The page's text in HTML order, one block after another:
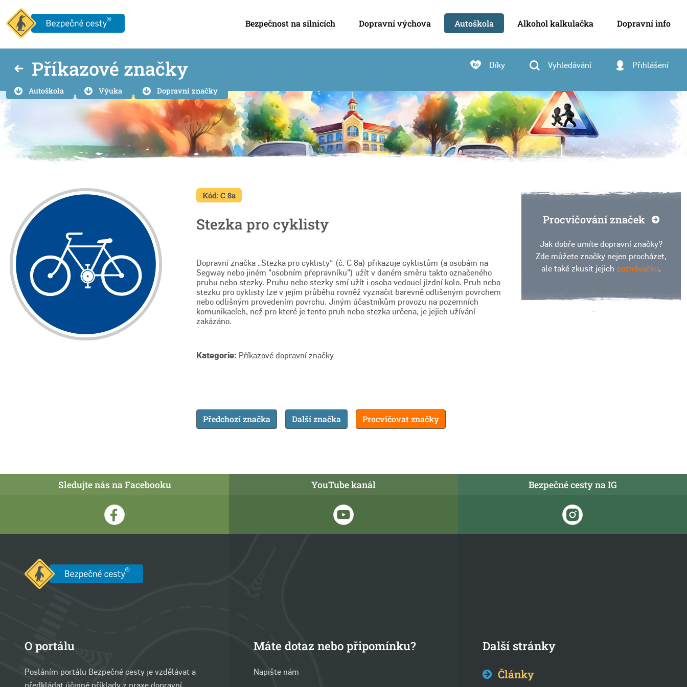
Bezpečnost na silnicích Dopravní výchova Autoškola Alkohol kalkulačka Dopravní info
Příkazové značky Díky Vyhledávání Přihlášení
Autoškola Výuka Dopravní značky
Kód: C 8a
Stezka pro cyklisty
Dopravní značka „Stezka pro cyklisty“ (č. C 8a) přikazuje cyklistům (a osobám na
Segway nebo jiném "osobním přepravníku") užít v daném směru takto označeného
pruhu nebo stezky. Pruhu nebo stezky smí užít i osoba vedoucí jízdní kolo. Pruh nebo
stezku pro cyklisty lze v jejím průběhu rovněž vyznačit barevně odlišeným povrchem
nebo odlišným provedením povrchu. Jiným účastníkům provozu na pozemních
komunikacích, než pro které je tento pruh nebo stezka určena, je jejich užívání
zakázáno.
Kategorie: Příkazové dopravní značky
Předchozí značka Další značka Procvičovat značky
Procvičování značek
Jak dobře umíte dopravní značky?
Zde můžete značky nejen procházet,
ale také zkusit jejich poznávačku.
Sledujte nás na Facebooku YouTube kanál Bezpečné cesty na IG
O portálu
Posláním portálu Bezpečné cesty je vzdělávat a
Máte dotaz nebo připomínku?
Napište nám
Další stránky
Články